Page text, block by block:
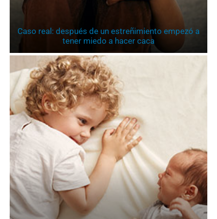
Caso real: después de un estreñimiento empezó a
tener miedo a hacer caca